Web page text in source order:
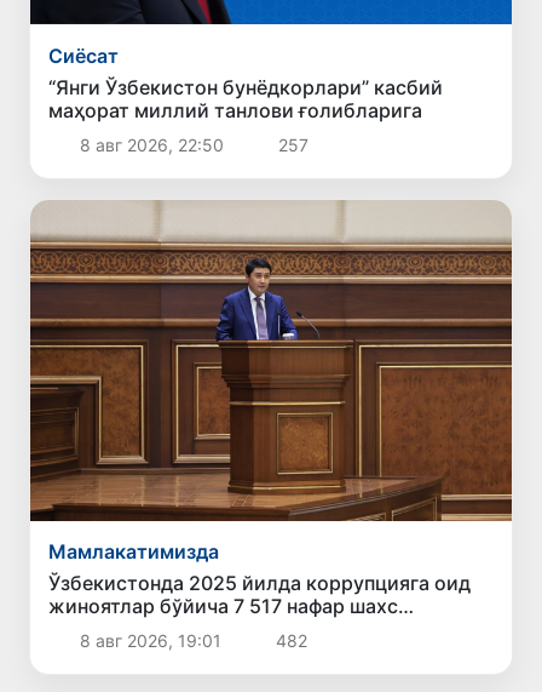
Сиёсат
“Янги Ўзбекистон бунёдкорлари” касбий
маҳорат миллий танлови ғолибларига
8 авг 2026, 22:50 257
Мамлакатимизда
Ўзбекистонда 2025 йилда коррупцияга оид
жиноятлар бўйича 7 517 нафар шахс
жавобгарликка тортилган
8 авг 2026, 19:01 482